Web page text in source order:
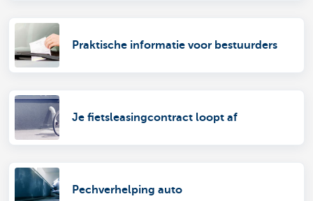
Praktische informatie voor bestuurders
Je fietsleasingcontract loopt af
Pechverhelping auto